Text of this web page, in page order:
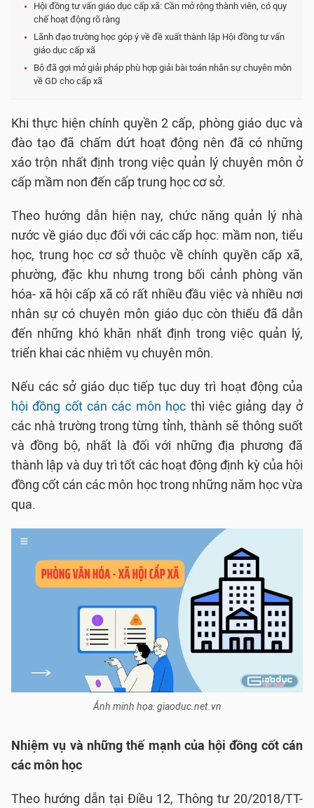
Hội đồng tư vấn giáo dục cấp xã: Cần mở rộng thành viên, có quy
chế hoạt động rõ ràng
Lãnh đạo trường học góp ý về đề xuất thành lập Hội đồng tư vấn
giáo dục cấp xã
Bộ đã gợi mở giải pháp phù hợp giải bài toán nhân sự chuyên môn
về GD cho cấp xã
Khi thực hiện chính quyền 2 cấp, phòng giáo dục và
đào tạo đã chấm dứt hoạt động nên đã có những
xáo trộn nhất định trong việc quản lý chuyên môn ở
cấp mầm non đến cấp trung học cơ sở.
Theo hướng dẫn hiện nay, chức năng quản lý nhà
nước về giáo dục đối với các cấp học: mầm non, tiểu
học, trung học cơ sở thuộc về chính quyền cấp xã,
phường, đặc khu nhưng trong bối cảnh phòng văn
hóa- xã hội cấp xã có rất nhiều đầu việc và nhiều nơi
nhân sự có chuyên môn giáo dục còn thiếu đã dẫn
đến những khó khăn nhất định trong việc quản lý,
triển khai các nhiệm vụ chuyên môn.
Nếu các sở giáo dục tiếp tục duy trì hoạt động của
hội đồng cốt cán các môn học thì việc giảng dạy ở
các nhà trường trong từng tỉnh, thành sẽ thông suốt
và đồng bộ, nhất là đối với những địa phương đã
thành lập và duy trì tốt các hoạt động định kỳ của hội
đồng cốt cán các môn học trong những năm học vừa
qua.
Ảnh minh họa: giaoduc.net.vn
Nhiệm vụ và những thế mạnh của hội đồng cốt cán
các môn học
Theo hướng dẫn tại Điều 12, Thông tư 20/2018/TT-